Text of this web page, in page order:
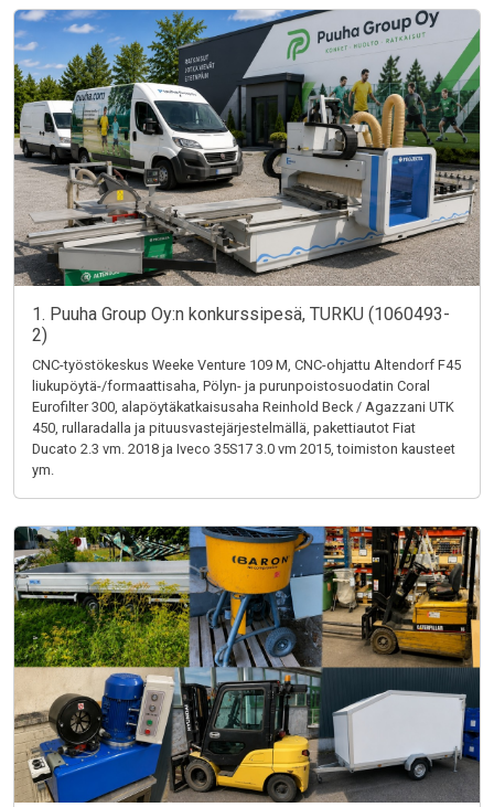
1. Puuha Group Oy:n konkurssipesä, TURKU (1060493-
2)
CNC-työstökeskus Weeke Venture 109 M, CNC-ohjattu Altendorf F45
liukupöytä-/formaattisaha, Pölyn- ja purunpoistosuodatin Coral
Eurofilter 300, alapöytäkatkaisusaha Reinhold Beck / Agazzani UTK
450, rullaradalla ja pituusvastejärjestelmällä, pakettiautot Fiat
Ducato 2.3 vm. 2018 ja Iveco 35S17 3.0 vm 2015, toimiston kausteet
ym.